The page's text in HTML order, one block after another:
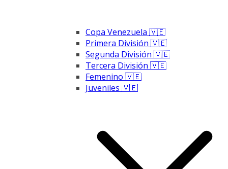
Copa Venezuela 🇻🇪
Primera División 🇻🇪
Segunda División 🇻🇪
Tercera División 🇻🇪
Femenino 🇻🇪
Juveniles 🇻🇪